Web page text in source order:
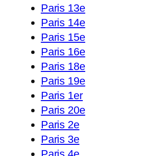
Paris 13e
Paris 14e
Paris 15e
Paris 16e
Paris 18e
Paris 19e
Paris 1er
Paris 20e
Paris 2e
Paris 3e